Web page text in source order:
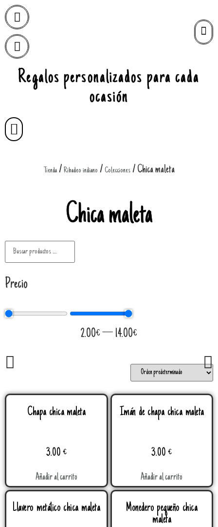
Regalos personalizados para cada
ocasión
Tienda/ Ribadeo indiano / Colecciones/ Chica maleta
Chica maleta
Precio
2.00€— 14.00€
Chapa chica maleta
3.00 €
Añadir al carrito
Imán de chapa chica maleta
3.00€
Añadir al carrito
Llavero metálico chica maleta
Monedero pequeño chica
maleta